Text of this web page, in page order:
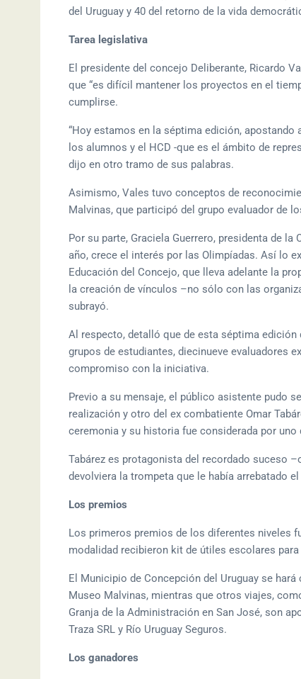
del Uruguay y 40 del retorno de la vida
Tarea legislativa
El presidente del concejo Deliberante, Ricardo
que “es difícil mantener los proyectos en el
cumplirse.
“Hoy estamos en la séptima edición,
los alumnos y el HCD -que es el ámbito de
dijo en otro tramo de sus palabras.
Asimismo, Vales tuvo conceptos de
Malvinas, que participó del grupo evaluador de
Por su parte, Graciela Guerrero, presidenta de
año, crece el interés por las Olimpíadas. Así lo
Educación del Concejo, que lleva adelante la
la creación de vínculos –no sólo con las
subrayó.
Al respecto, detalló que de esta séptima
grupos de estudiantes, diecinueve evaluadores
compromiso con la iniciativa.
Previo a su mensaje, el público asistente pudo
realización y otro del ex combatiente Omar
ceremonia y su historia fue considerada por
Tabárez es protagonista del recordado suceso
devolviera la trompeta que le había arrebatado
Los premios
Los primeros premios de los diferentes niveles
modalidad recibieron kit de útiles escolares
El Municipio de Concepción del Uruguay se
Museo Malvinas, mientras que otros viajes,
Granja de la Administración en San José, son
Traza SRL y Río Uruguay Seguros.
Los ganadores